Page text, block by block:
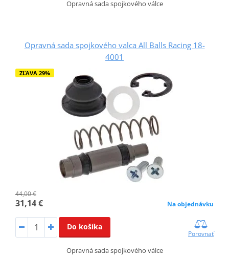
Opravná sada spojkového válce
Opravná sada spojkového valca All Balls Racing 18-
4001
ZĽAVA 29%
44,00 €
31,14 € Na objednávku
Do košíka
Porovnať
Opravná sada spojkového válce